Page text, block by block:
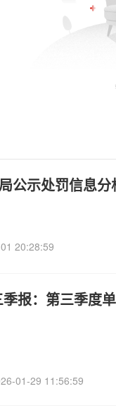
公示处罚信息分
20:28:59
报：第三季度
01-29 11:56:59